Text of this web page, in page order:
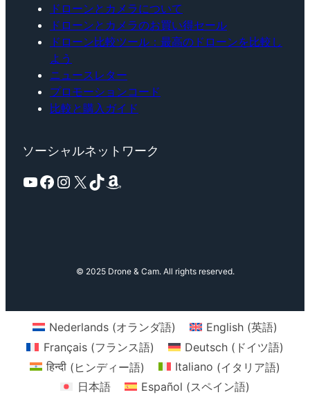
ドローンとカメラについて
ドローンとカメラのお買い得セール
ドローン比較ツール：最高のドローンを比較し
よう
ニュースレター
プロモーションコード
比較と購入ガイド
ソーシャルネットワーク
YouTube Facebook Instagram X TikTok Amazon
© 2025 Drone & Cam. All rights reserved.
Nederlands (オランダ語) English (英語)
Français(フランス語) Deutsch( ドイツ語)
हिन्दी ( ヒンディー語) Italiano (イタリア語)
日本語
Español (スペイン語)